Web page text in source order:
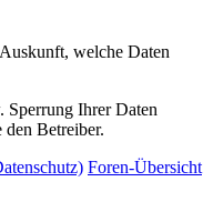
welche Daten
Sperrung Ihrer Daten
Betreiber.
Foren-Übersicht